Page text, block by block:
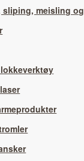
sliping, meisling